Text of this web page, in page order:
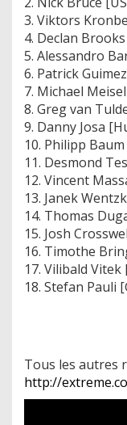
3. Viktors
4. Declan
5. Alessandro
6. Patrick
7. Michael
8. Greg van
9. Danny Josa
10. Philipp
11. Desmond
12. Vincent
13. Janek
14. Thomas
15. Josh
16. Timothe
17. Vilibald Vitek
18. Stefan Pauli
Tous les autres
http://